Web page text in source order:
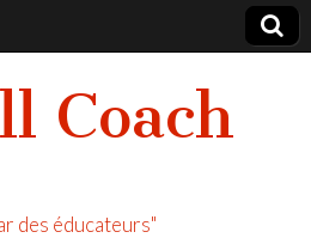
Coach
des éducateurs"